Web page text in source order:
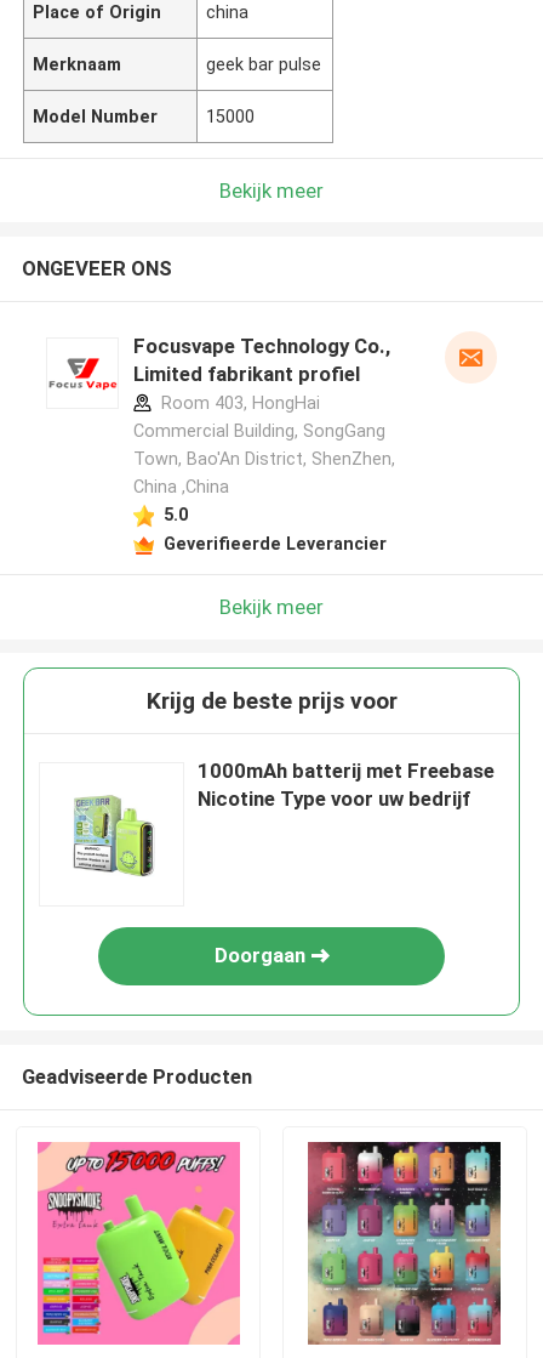
Place of Origin china
Merknaam geek bar pulse
Model Number 15000
Bekijk meer
ONGEVEER ONS
Focusvape Technology Co.,
Limited fabrikant profiel
Room 403, HongHai
Commercial Building, SongGang
Town, Bao'An District, ShenZhen,
China ,China
5.0
Geverifieerde Leverancier
Bekijk meer
Krijg de beste prijs voor
1000mAh batterij met Freebase
Nicotine Type voor uw bedrijf
Doorgaan
Geadviseerde Producten